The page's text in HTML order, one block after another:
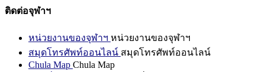
ติดต่อจุฬาฯ
หน่วยงานของจุฬาฯ หน่วยงานของจุฬาฯ
สมุดโทรศัพท์ออนไลน์ สมุดโทรศัพท์ออนไลน์
Chula Map Chula Map